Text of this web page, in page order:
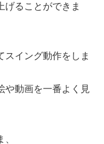
ることができま
イング動作をしま
や動画を一番よく見